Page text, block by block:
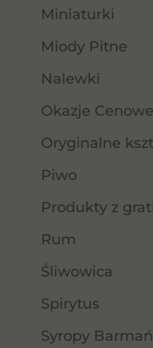
Miniaturki
Miody Pitne
Nalewki
Okazje
Oryginalne
Piwo
Produkty z
Rum
Śliwowica
Spirytus
Syropy